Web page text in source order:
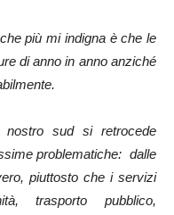
più mi indigna è che le
di anno in anno anziché
sud si retrocede
problematiche: dalle
piuttosto che i servizi
trasporto pubblico,